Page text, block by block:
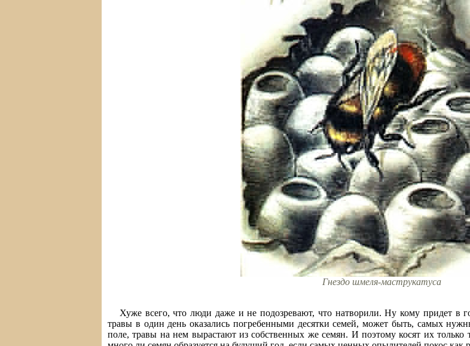
Гнездо шмеля-маструкатуса
Хуже всего, что люди даже и не подозревают, что натворили. Ну кому придет в
травы в один день оказались погребенными десятки семей, может быть, самых
поле, травы на нем вырастают из собственных же семян. И поэтому косят их только